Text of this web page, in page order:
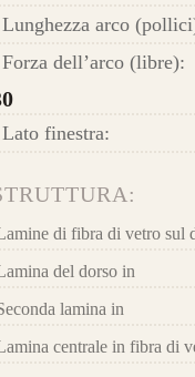
Lunghezza arco
Forza dell’arco (libre):
Lato finestra:
di fibra di vetro sul
del dorso in
lamina in
centrale in fibra di